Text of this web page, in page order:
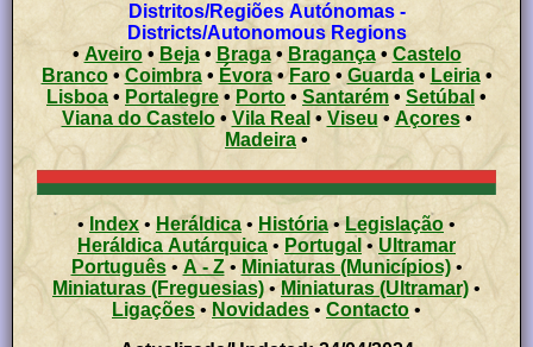
Distritos/Regiões Autónomas -
Districts/Autonomous Regions
• Aveiro• Beja• Braga• Bragança• Castelo
Branco•Coimbra• Évora•Faro• Guarda• Leiria•
Lisboa • Portalegre • Porto • Santarém • Setúbal •
Viana do Castelo•Vila Real • Viseu • Açores •
Madeira •
• Index •Heráldica • História •Legislação •
Heráldica Autárquica • Portugal • Ultramar
Português• A - Z• Miniaturas (Municípios)•
Miniaturas (Freguesias) •Miniaturas (Ultramar)•
Ligações• Novidades• Contacto •